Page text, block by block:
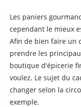
Les paniers
cependant le mieux
Afin de bien faire un
prendre les
boutique d'épicerie
voulez. Le sujet du
changer selon la
exemple.